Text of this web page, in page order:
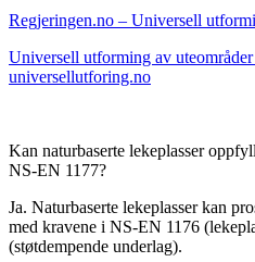
Regjeringen.no – Universell
Universell utforming av
universellutforing.no
Kan naturbaserte lekeplasser
NS-EN 1177?
Ja. Naturbaserte lekeplasser kan
med kravene i NS-EN 1176
(støtdempende underlag).